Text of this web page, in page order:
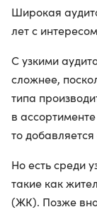
Широкая
лет с
С узкими
сложнее,
типа
в
то
Но есть среди
такие как
(ЖК). Позже